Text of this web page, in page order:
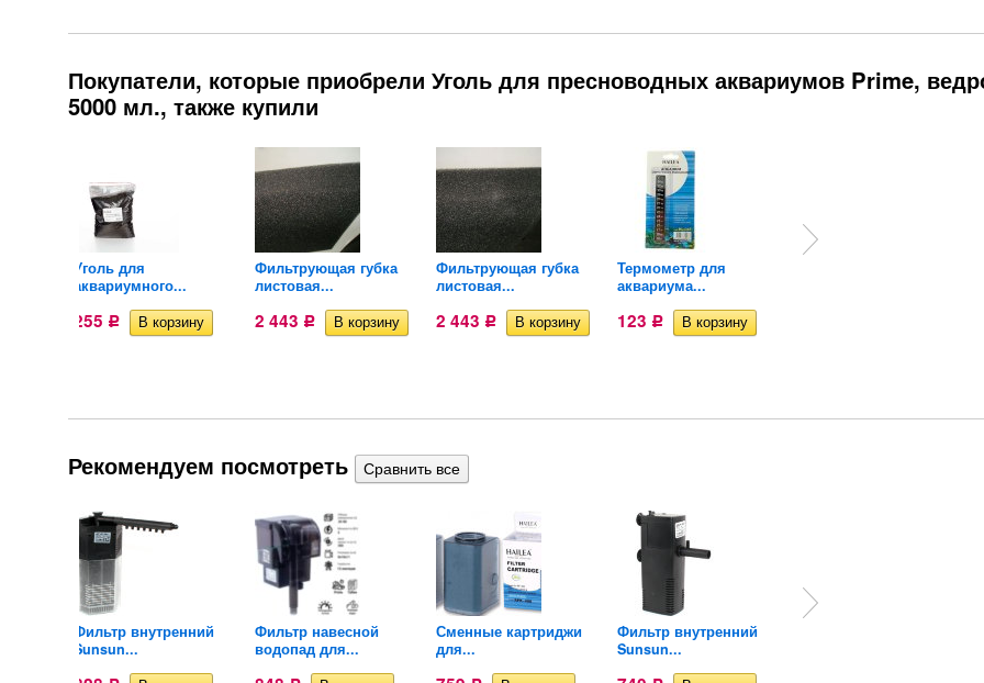
Покупатели, которые приобрели Уголь для пресноводных аквариумов Prime,
5000 мл., также купили
Уголь для
аквариумного...
255 Р
Фильтрующая губка
листовая...
2 443 Р
Фильтрующая губка
листовая...
2 443 Р
Термометр для
аквариума...
123 Р
Рекомендуем посмотреть
Фильтр внутренний
Sunsun...
Фильтр навесной
водопад для...
Сменные картриджи
для...
Фильтр внутренний
Sunsun...